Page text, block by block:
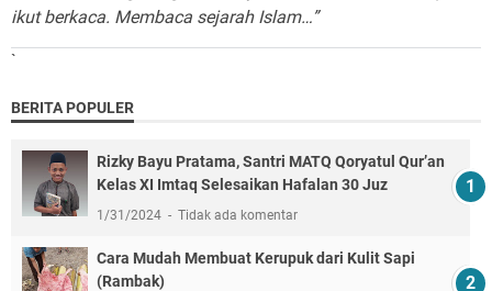
ikut berkaca. Membaca sejarah Islam…”
`
BERITA POPULER
Rizky Bayu Pratama, Santri MATQ Qoryatul Qur’an
Kelas XI Imtaq Selesaikan Hafalan 30 Juz
1/31/2024 Tidak ada komentar
Cara Mudah Membuat Kerupuk dari Kulit Sapi
(Rambak)